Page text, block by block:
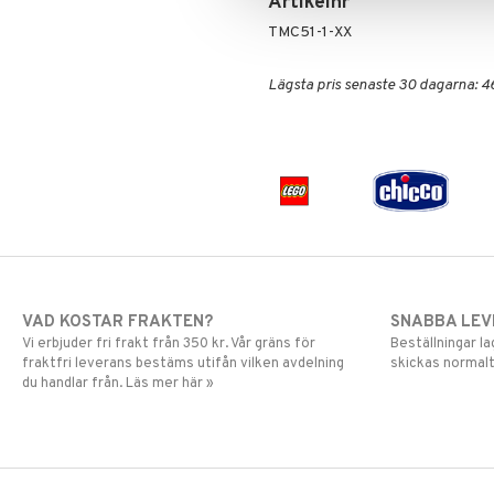
TMC51-1-XX
Lägsta pris senaste 30 dagarna:
VAD KOSTAR FRAKTEN?
Vi erbjuder fri frakt från 350 kr. Vår gräns för
fraktfri leverans bestäms utifån vilken avdelning
du handlar från. Läs mer här »
SNABBA
Beställningar
skickas